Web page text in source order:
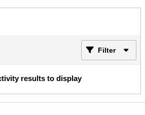
Filter
results to display